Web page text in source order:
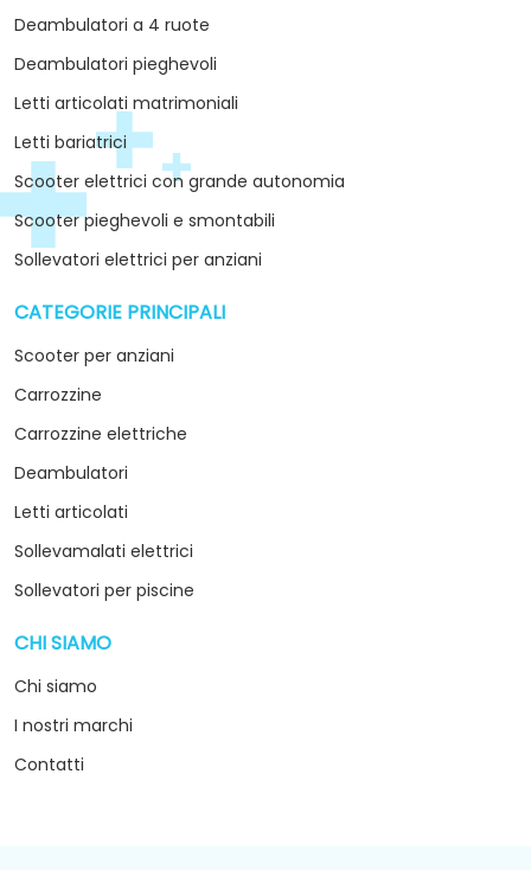
Deambulatori a 4 ruote
Deambulatori pieghevoli
Letti articolati matrimoniali
Letti bariatrici
Scooter elettrici con grande autonomia
Scooter pieghevoli e smontabili
Sollevatori elettrici per anziani
CATEGORIE PRINCIPALI
Scooter per anziani
Carrozzine
Carrozzine elettriche
Deambulatori
Letti articolati
Sollevamalati elettrici
Sollevatori per piscine
CHI SIAMO
Chi siamo
I nostri marchi
Contatti